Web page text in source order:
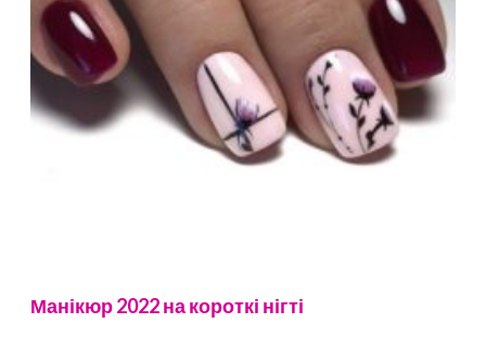
Манікюр 2022 на короткі нігті